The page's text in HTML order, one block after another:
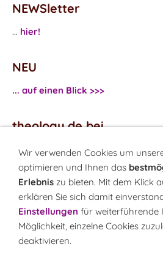
NEWSletter
... hier!
NEU
... auf einen Blick >>>
theology.de bei
...Facebook
...Twitter
Monatsrätsel
Rätseln & Gewinnen!
Wir verwenden Cookies um
optimieren und Ihnen das
Erlebnis zu bieten. Mit dem Klick
erklären Sie sich damit
Einstellungen für weiterführende
Möglichkeit, einzelne Cookies
deaktivieren.